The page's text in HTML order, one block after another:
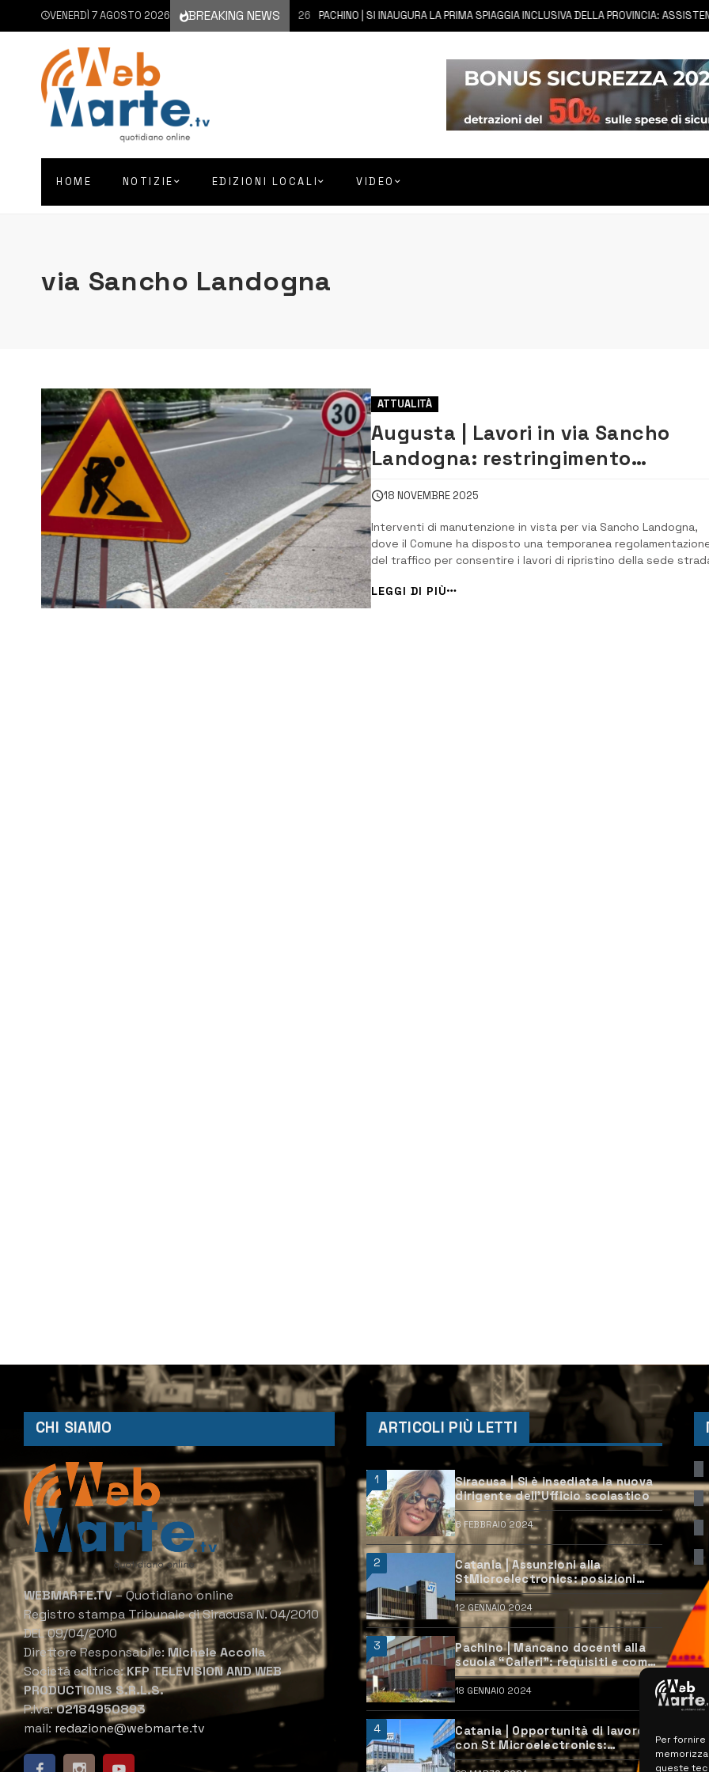
Per
queste
VENERDÌ 7 AGOSTO 2026 BREAKING NEWS
7 AGOSTO 2026 PACHINO | SI INAUGURA LA PRIMA SPIAGGIA INCLUSIVA DELLA PROVINCIA:
HOME NOTIZIE EDIZIONI LOCALI VIDEO
via Sancho Landogna
ATTUALITÀ
Augusta | Lavori in via Sancho
Landogna: restringimento
temporaneo della carreggiata dal
19 al 21 novembre
18 NOVEMBRE 2025
Interventi di manutenzione in vista per via Sancho Landogna,
dove il Comune ha disposto una temporanea
del traffico per consentire i lavori di ripristino della sede
richiesti dalla ditta Sielte. L’ordinanza, emanata dal responsabile
del IX Settore “Polizia municipale”, prevede un restringimento
carreggiata nel t...
LEGGI DI PIÙ
CHI SIAMO
WEBMARTE.TV– Quotidiano online
Registro stampa Tribunale di Siracusa N. 04/2010
DEL 09/04/2010
Direttore Responsabile:Michele Accolla
Società editrice:KFP TELEVISION AND WEB
PRODUCTIONS S.R.L.S.
P.Iva:02184950893
mail: redazione@webmarte.tv
ARTICOLI PIÙ LETTI
1
Siracusa | Si è insediata la nuova
dirigente dell’Ufficio scolastico
6 FEBBRAIO 2024
2
Catania | Assunzioni alla
StMicroelectronics: posizioni
aperte e come candidarsi
12 GENNAIO 2024
3
Pachino | Mancano docenti alla
scuola “Calleri”: requisiti e come
candidarsi
18 GENNAIO 2024
4
Catania | Opportunità di lavoro
con St Microelectronics:
centinaia di assunzioni previste